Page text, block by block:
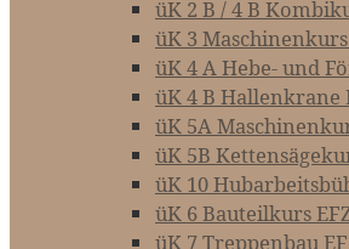
üK 2 B / 4 B
üK 3 Maschinenkurs
üK 4 A Hebe- und
üK 4 B Hallenkrane
üK 5A
üK 5B
üK 10
üK 6 Bauteilkurs
üK 7 Treppenbau